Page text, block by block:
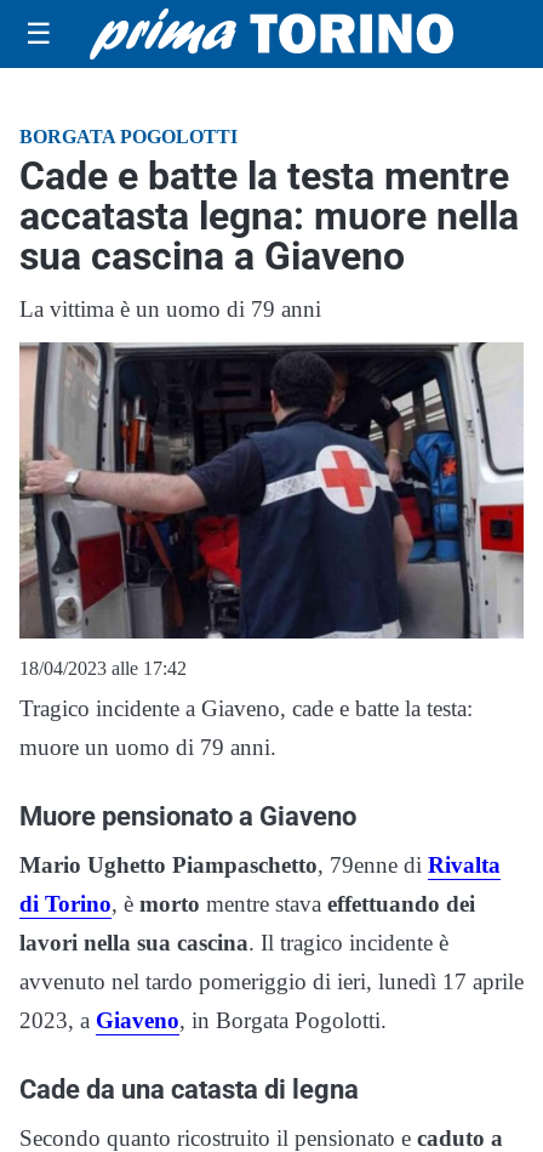
☰
BORGATA POGOLOTTI
Cade e batte la testa mentre
accatasta legna: muore nella
sua cascina a Giaveno
La vittima è un uomo di 79 anni
18/04/2023 alle 17:42
Tragico incidente a Giaveno, cade e batte la testa:
muore un uomo di 79 anni.
Muore pensionato a Giaveno
Mario Ughetto Piampaschetto, 79enne di Rivalta
di Torino, è morto mentre stava effettuando dei
lavori nella sua cascina. Il tragico incidente è
avvenuto nel tardo pomeriggio di ieri, lunedì 17 aprile
2023, a Giaveno, in Borgata Pogolotti.
Cade da una catasta di legna
Secondo quanto ricostruito il pensionato e caduto a